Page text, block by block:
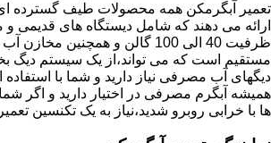
تعمیر آبگرمکن همه محصولات طیف گسترده
ارائه می دهند که شامل دیستگاه های قدیمی
ظرفیت 40 الی 100 گالن و همچنین
مستقیم است که می تواند،از یک سیستم دیگ
همیشه آبگرم مصرفی در اختیار دارید و اگر
ها با خرابی روبرو شدید،نیاز به یک تکنسین